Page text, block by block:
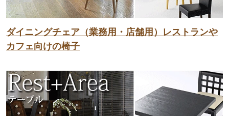
ダイニングチェア（業務用・店舗用）レストランや
カフェ向けの椅子